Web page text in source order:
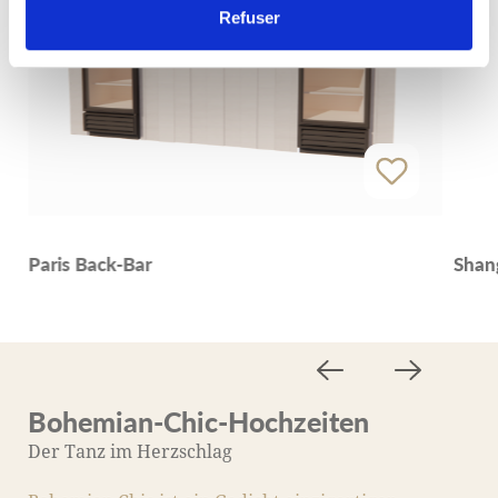
Refuser
Paris Back-Bar
Bohemian-Chic-Hochzeiten
Der Tanz im Herzschlag